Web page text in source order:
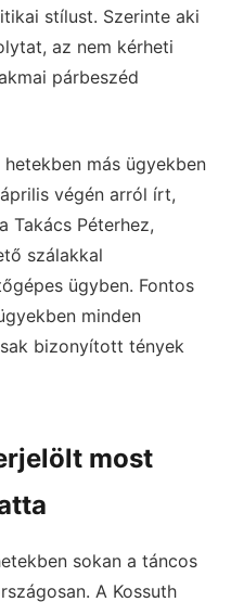
stílust. Szerinte aki
az nem kérheti
párbeszéd
más ügyekben
végén arról írt,
Takács Péterhez,
szálakkal
ügyben. Fontos
minden
bizonyított tények
most
sokan a táncos
A Kossuth